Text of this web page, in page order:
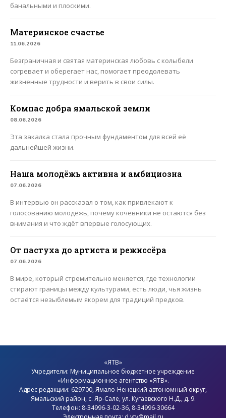
банальными и плоскими.
Материнское счастье
11.06.2026
Безграничная и святая материнская любовь с колыбели
согревает и оберегает нас, помогает преодолевать
жизненные трудности и верить в свои силы.
Компас добра ямальской земли
08.06.2026
Эта закалка стала прочным фундаментом для всей её
дальнейшей жизни.
Наша молодёжь активна и амбициозна
07.06.2026
В интервью он рассказал о том, как привлекают к
голосованию молодёжь, почему кочевники не остаются без
внимания и что ждёт впервые голосующих.
От пастуха до артиста и режиссёра
07.06.2026
В мире, который стремительно меняется, где технологии
стирают границы между культурами, есть люди, чья жизнь
остаётся незыблемым якорем для традиций предков.
«ЯТВ»
Учредители: Муниципальное бюджетное учреждение
«Информационное агентство «ЯТВ».
Адрес редакции: 629700, Ямало-Ненецкий автономный округ,
Ямальский район, с. Яр-Сале, ул. Кугаевского Н.Д., д. 9.
Телефон: 8-34996-3-02-36, 8-34996-30664